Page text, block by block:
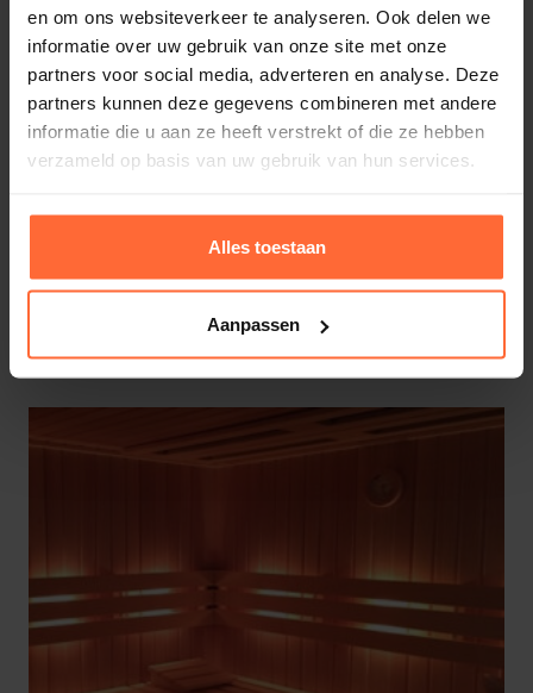
en om ons websiteverkeer te analyseren. Ook delen we
informatie over uw gebruik van onze site met onze
partners voor social media, adverteren en analyse. Deze
partners kunnen deze gegevens combineren met andere
informatie die u aan ze heeft verstrekt of die ze hebben
verzameld op basis van uw gebruik van hun services.
Alles toestaan
Aanpassen
Toepassingen van de Saunabank
Deze op maat gemaakte saunabank is geschikt voor:
Privé-sauna’s:Creëer een comfortabele zit- en
ligplek in jouw thuis-sauna.
Commerciële sauna’s:Ideaal voor
Speciale sauna-indelingen:Denk aan
hoekopstellingen, zwevende banken of
meerlaagse banken voor een unieke look.
maat gemaakt?
Het proces voor jouw op maat gemaakte saunabank
verloopt in drie eenvoudige stappen:
2,5 lats en 3 delig Sauna ovenbeschermrek